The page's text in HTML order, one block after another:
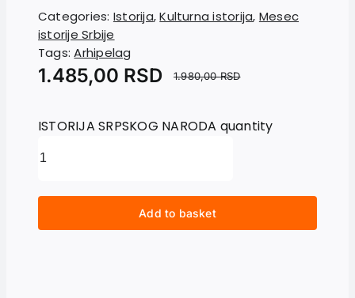
Categories: Istorija,Kulturna istorija, Mesec
istorije Srbije
Tags:Arhipelag
1.980,00RSD
1.485,00 RSD
ISTORIJA SRPSKOG NARODA quantity
Add to basket